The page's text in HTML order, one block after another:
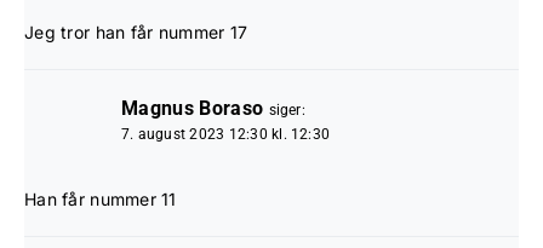
Jeg tror han får nummer 17
Magnus Boraso siger:
7. august 2023 12:30 kl. 12:30
Han får nummer 11